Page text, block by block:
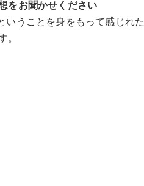
をお聞かせください
いうことを身をもって感じれ
。